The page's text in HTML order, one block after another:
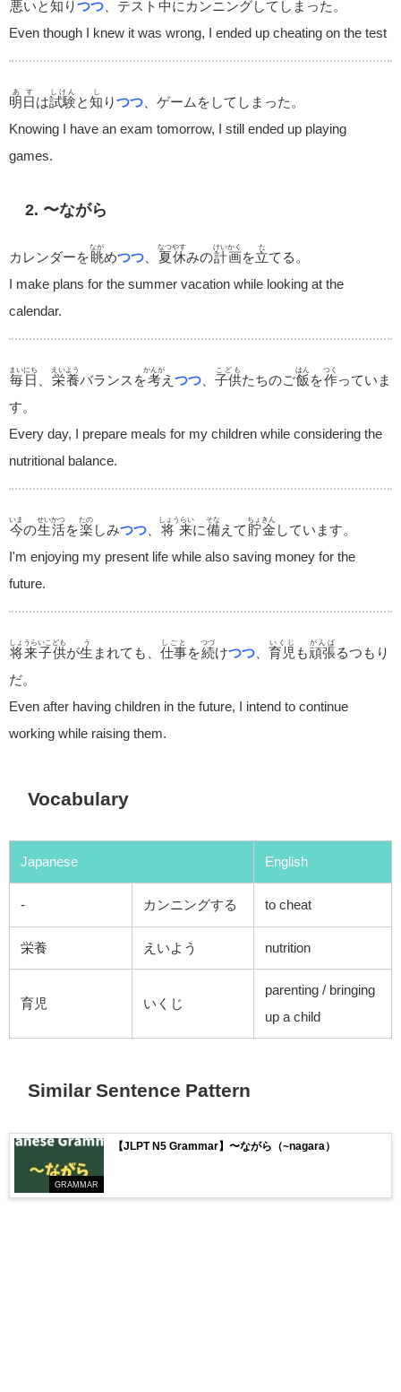
悪いと 知 り つつ 、テスト 中 にカンニングしてしまった。
Even though I knew it was wrong, I ended up cheating on the test
明日
あす
は試験
しけん
と 知
し
り つつ 、ゲームをしてしまった。
Knowing I have an exam tomorrow, I still ended up playing
games.
2. 〜ながら
カレンダーを 眺
なが
めつつ 夏休
なつやす
みの計画
けいかく
を立
た
てる。
I make plans for the summer vacation while looking at the
calendar.
毎日
まいにち
栄養
えいよう
バランスを考
かんが
え つつ 子供
こども
たちのご飯
はん
を作
つく
っていま
す。
Every day, I prepare meals for my children while considering the
nutritional balance.
今
いま
の生活
せいかつ
を楽
たの
しみつつ 将来
しょうらい
に 備
そな
えて 貯金
ちょきん
しています。
I'm enjoying my present life while also saving money for the
future.
将来子供
しょうらいこども
が生
う
まれても、 仕事
しごと
を続
つづ
けつつ 育児
いくじ
も頑張
がんば
るつもり
だ。
Even after having children in the future, I intend to continue
working while raising them.
Vocabulary
Japanese English
- カンニングする to cheat
栄養 えいよう nutrition
育児 いくじ
parenting / bringing
up a child
Similar Sentence Pattern
GRAMMAR
【JLPT N5 Grammar】〜ながら（~nagara）